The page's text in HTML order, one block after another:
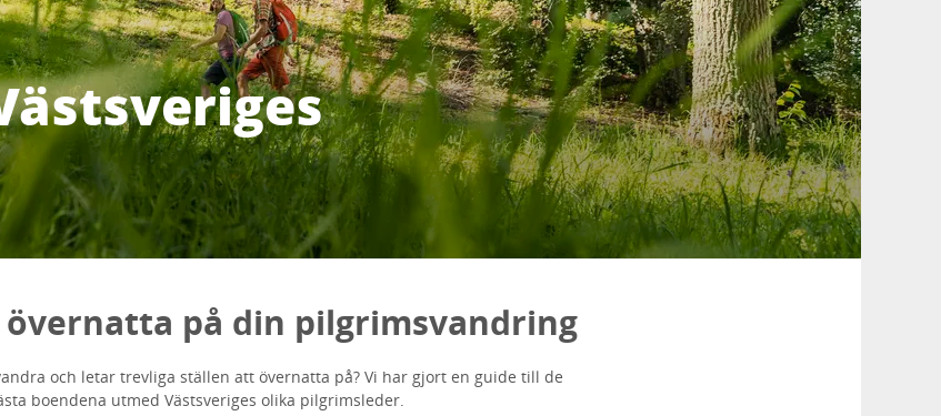
på din pilgrimsvandring
och letar trevliga ställen att övernatta på? Vi har gjort en guide till de
boendena utmed Västsveriges olika pilgrimsleder.